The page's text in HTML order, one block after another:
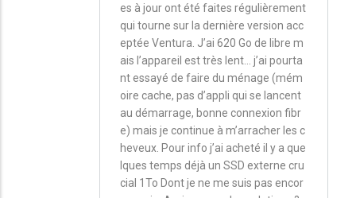
es à jour ont été faites régulièrement
qui tourne sur la dernière version acc
eptée Ventura. J’ai 620 Go de libre m
ais l’appareil est très lent… j’ai pourta
nt essayé de faire du ménage (mém
oire cache, pas d’appli qui se lancent
au démarrage, bonne connexion fibr
e) mais je continue à m’arracher les c
heveux. Pour info j’ai acheté il y a que
lques temps déjà un SSD externe cru
cial 1To Dont je ne me suis pas encor